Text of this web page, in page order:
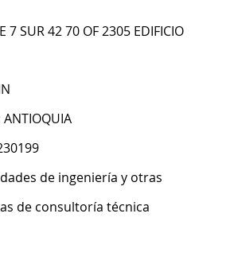
7 SUR 42 70 OF 2305 EDIFICIO
ANTIOQUIA
de ingeniería y otras
de consultoría técnica